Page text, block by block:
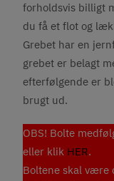
forholdsvis billigt
du få et flot og
Grebet har en
grebet er belagt
efterfølgende er
brugt ud.
OBS! Bolte
eller klik HER.
Boltene skal være